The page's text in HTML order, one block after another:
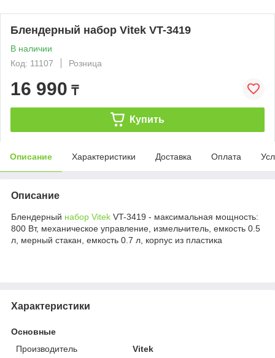
Блендерный набор Vitek VT-3419
В наличии
Код: 11107
Розница
16 990 ₸
Купить
Описание Характеристики Доставка Оплата
Описание
Блендерный набор Vitek VT-3419 - максимальная мощность:
800 Вт, механическое управление, измельчитель, емкость 0.5
л, мерный стакан, емкость 0.7 л, корпус из пластика
Характеристики
Основные
Производитель
Vitek